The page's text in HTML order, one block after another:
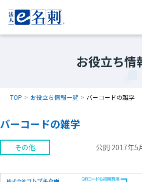
お役立ち情
TOP お役立ち情報一覧 バーコードの雑学
バーコードの雑学
その他 公開 2017年5